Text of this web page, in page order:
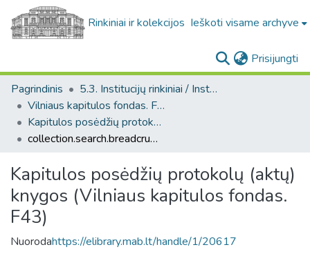
Rinkiniai ir kolekcijos Ieškoti visame archyve
Prisijungti
Pagrindinis
5.3. Institucijų rinkiniai / Institutional collections
Vilniaus kapitulos fondas. F43
Kapitulos posėdžių protokolų (aktų) knygos (Vilniaus kapitulos fondas. F43)
collection.search.breadcrumbs
Kapitulos posėdžių protokolų (aktų)
knygos (Vilniaus kapitulos fondas.
F43)
Nuorodahttps://elibrary.mab.lt/handle/1/20617